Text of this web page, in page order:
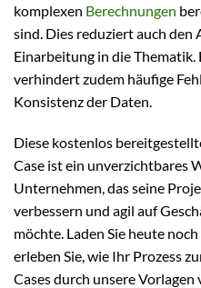
komplexen Berechnungen
sind. Dies reduziert auch den
Einarbeitung in die
verhindert zudem häufige
Konsistenz der Daten.
Diese kostenlos
Case ist ein unverzichtbares
Unternehmen, das seine
verbessern und agil auf
möchte. Laden Sie heute
erleben Sie, wie Ihr Prozess
Cases durch unsere